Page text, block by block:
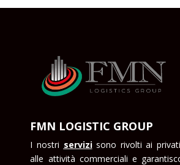
FMN LOGISTIC GROUP
I nostri servizisono rivolti ai
alle attività commerciali e